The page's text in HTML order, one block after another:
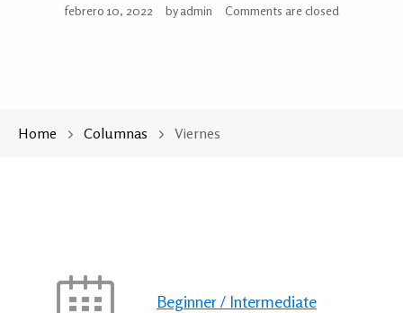
febrero 10, 2022 by admin Comments are closed
Home Columnas Viernes
Beginner / Intermediate